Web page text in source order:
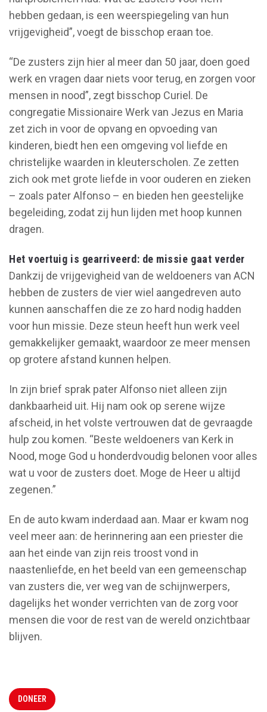
hebben gedaan, is een weerspiegeling van hun
vrijgevigheid”, voegt de bisschop eraan toe.
“De zusters zijn hier al meer dan 50 jaar, doen goed
werk en vragen daar niets voor terug, en zorgen voor
mensen in nood”, zegt bisschop Curiel. De
congregatie Missionaire Werk van Jezus en Maria
zet zich in voor de opvang en opvoeding van
kinderen, biedt hen een omgeving vol liefde en
christelijke waarden in kleuterscholen. Ze zetten
zich ook met grote liefde in voor ouderen en zieken
– zoals pater Alfonso – en bieden hen geestelijke
begeleiding, zodat zij hun lijden met hoop kunnen
dragen.
Het voertuig is gearriveerd: de missie gaat verder
Dankzij de vrijgevigheid van de weldoeners van ACN
hebben de zusters de vier wiel aangedreven auto
kunnen aanschaffen die ze zo hard nodig hadden
voor hun missie. Deze steun heeft hun werk veel
gemakkelijker gemaakt, waardoor ze meer mensen
op grotere afstand kunnen helpen.
In zijn brief sprak pater Alfonso niet alleen zijn
dankbaarheid uit. Hij nam ook op serene wijze
afscheid, in het volste vertrouwen dat de gevraagde
hulp zou komen. “Beste weldoeners van Kerk in
Nood, moge God u honderdvoudig belonen voor alles
wat u voor de zusters doet. Moge de Heer u altijd
zegenen.”
En de auto kwam inderdaad aan. Maar er kwam nog
veel meer aan: de herinnering aan een priester die
aan het einde van zijn reis troost vond in
naastenliefde, en het beeld van een gemeenschap
van zusters die, ver weg van de schijnwerpers,
dagelijks het wonder verrichten van de zorg voor
mensen die voor de rest van de wereld onzichtbaar
blijven.
DONEER